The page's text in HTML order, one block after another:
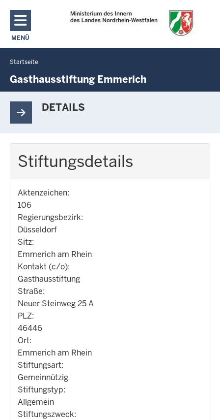
Direkt zum Inhalt
MENÜ
NAVIGATION AKTIVIEREN/DEAKTIVIEREN: MAIN MENU
Sie
befinden
hier
Startseite
Gasthausstiftung Emmerich
DETAILS
Stiftungsdetails
Aktenzeichen:
106
Regierungsbezirk:
Düsseldorf
Sitz:
Emmerich am Rhein
Kontakt (c/o):
Gasthausstiftung
Straße:
Neuer Steinweg 25 A
PLZ:
46446
Ort:
Emmerich am Rhein
Stiftungsart:
Gemeinnützig
Stiftungstyp:
Allgemein
Stiftungszweck: